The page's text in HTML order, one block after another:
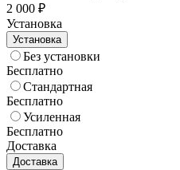
2 000 ₽
Установка
Установка
Без установки
Бесплатно
Стандартная
Бесплатно
Усиленная
Бесплатно
Доставка
Доставка